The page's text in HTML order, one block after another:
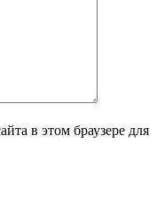
в этом браузере для